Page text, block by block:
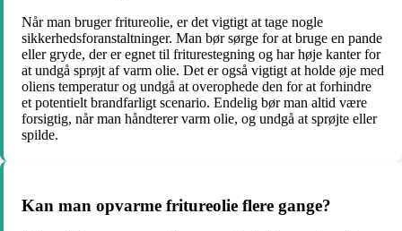
Når man bruger fritureolie, er det vigtigt at tage nogle
sikkerhedsforanstaltninger. Man bør sørge for at bruge en pande
eller gryde, der er egnet til friturestegning og har høje kanter for
at undgå sprøjt af varm olie. Det er også vigtigt at holde øje med
oliens temperatur og undgå at overophede den for at forhindre
et potentielt brandfarligt scenario. Endelig bør man altid være
forsigtig, når man håndterer varm olie, og undgå at sprøjte eller
spilde.
Kan man opvarme fritureolie flere gange?